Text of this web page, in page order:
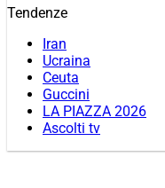
Tendenze
Iran
Ucraina
Ceuta
Guccini
LA PIAZZA 2026
Ascolti tv